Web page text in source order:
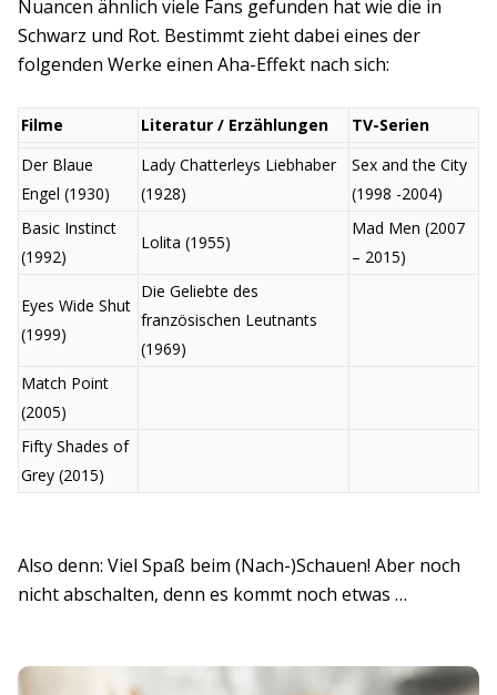
Nuancen ähnlich viele Fans gefunden hat wie die in
Schwarz und Rot. Bestimmt zieht dabei eines der
folgenden Werke einen Aha-Effekt nach sich:
Filme Literatur / Erzählungen
TV-Serien
Der Blaue
Engel (1930)
Lady Chatterleys Liebhaber
(1928)
Sex and the City
(1998 -2004)
Basic Instinct
(1992)
Lolita (1955)
Mad Men (2007
– 2015)
Eyes Wide Shut
(1999)
Die Geliebte des
französischen Leutnants
(1969)
Match Point
(2005)
Fifty Shades of
Grey (2015)
Also denn: Viel Spaß beim (Nach-)Schauen! Aber noch
nicht abschalten, denn es kommt noch etwas …